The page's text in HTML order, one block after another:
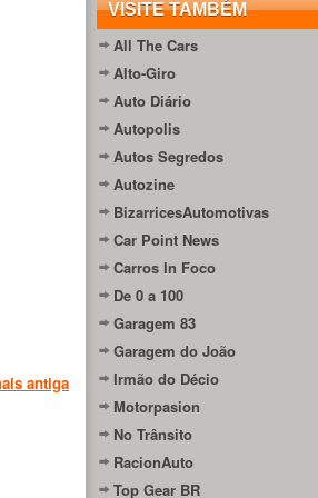
antiga
VISITE TAMBÉM
All The Cars
Alto-Giro
Auto Diário
Autopolis
Autos Segredos
Autozine
BizarricesAutomotivas
Car Point News
Carros In Foco
De 0 a 100
Garagem 83
Garagem do João
Irmão do Décio
Motorpasion
No Trânsito
RacionAuto
Top Gear BR